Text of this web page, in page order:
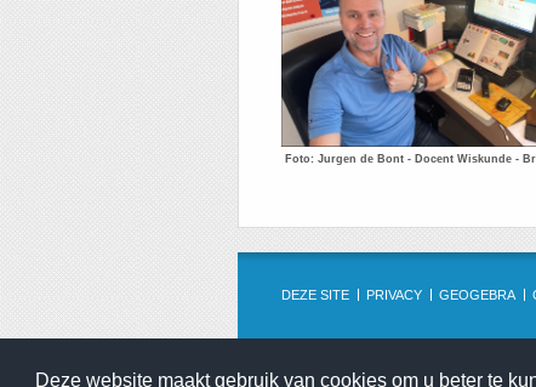
Deze website maakt gebruik van cookies om u beter te
Foto: Jurgen de Bont - Docent Wiskunde -
DEZE SITE PRIVACY GEOGEBRA